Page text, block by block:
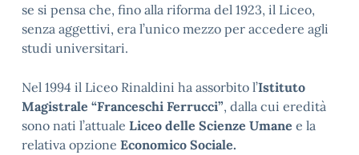
se si pensa che, fino alla riforma del 1923, il Liceo,
senza aggettivi, era l’unico mezzo per accedere agli
studi universitari.
Nel 1994 il Liceo Rinaldini ha assorbito l’Istituto
Magistrale “Franceschi Ferrucci”, dalla cui eredità
sono nati l’attuale Liceo delle Scienze Umane e la
relativa opzione Economico Sociale.